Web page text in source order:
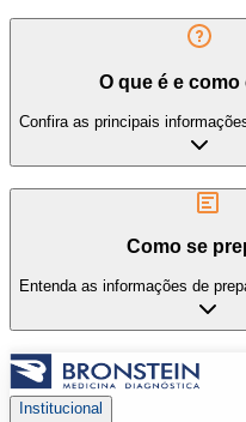
O que é e como
Confira as principais
Como se
Entenda as informações de
Institucional